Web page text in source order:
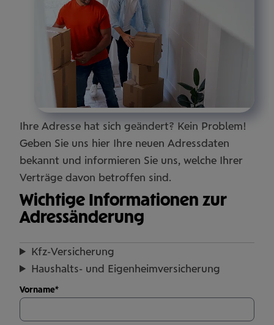
Ihre Adresse hat sich geändert? Kein Problem!
Geben Sie uns hier Ihre neuen Adressdaten
bekannt und informieren Sie uns, welche Ihrer
Verträge davon betroffen sind.
Wichtige Informationen zur
Adressänderung
Kfz-Ver­si­che­rung
Haus­halts- und Eigen­heim­ver­si­che­rung
Eingabe
Ihrer
Daten
Vorname*